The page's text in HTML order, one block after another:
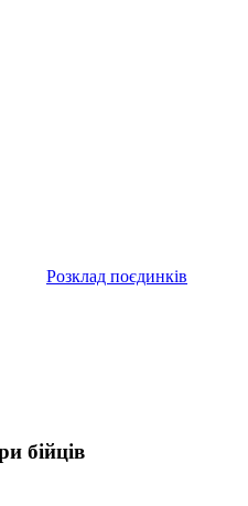
Розклад поєдинків
бійців